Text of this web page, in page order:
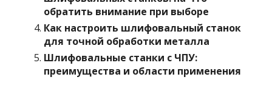
обратить внимание при выборе
Как настроить шлифовальный станок
для точной обработки металла
Шлифовальные станки с ЧПУ:
преимущества и области применения